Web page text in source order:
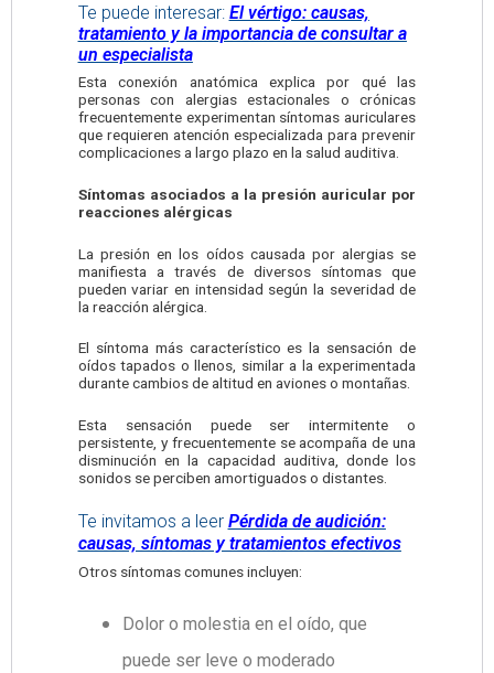
Te puede interesar: El vértigo: causas,
tratamiento y la importancia de consultar a
un especialista
Esta conexión anatómica explica por qué las
personas con alergias estacionales o crónicas
frecuentemente experimentan síntomas auriculares
que requieren atención especializada para prevenir
complicaciones a largo plazo en la salud auditiva.
Síntomas asociados a la presión auricular por
reacciones alérgicas
La presión en los oídos causada por alergias se
manifiesta a través de diversos síntomas que
pueden variar en intensidad según la severidad de
la reacción alérgica.
El síntoma más característico es la sensación de
oídos tapados o llenos, similar a la experimentada
durante cambios de altitud en aviones o montañas.
Esta sensación puede ser intermitente o
persistente, y frecuentemente se acompaña de una
disminución en la capacidad auditiva, donde los
sonidos se perciben amortiguados o distantes.
Te invitamos a leer Pérdida de audición:
causas, síntomas y tratamientos efectivos
Otros síntomas comunes incluyen:
Dolor o molestia en el oído, que
puede ser leve o moderado